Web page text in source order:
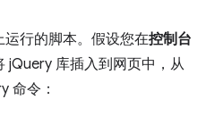
行的脚本。假设您在控制台
jQuery 库插入到网页中，从
命令：